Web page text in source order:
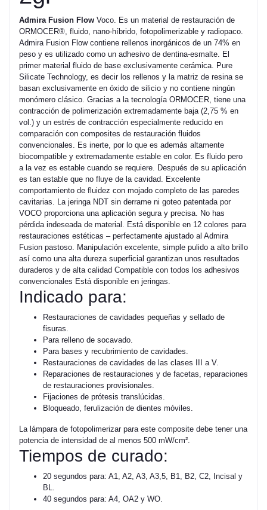
Admira Fusion Flow Voco. Es un material de restauración de
ORMOCER®, fluido, nano-híbrido, fotopolimerizable y radiopaco.
Admira Fusion Flow contiene rellenos inorgánicos de un 74% en
peso y es utilizado como un adhesivo de dentina-esmalte. El
primer material fluido de base exclusivamente cerámica. Pure
Silicate Technology, es decir los rellenos y la matriz de resina se
basan exclusivamente en óxido de silicio y no contiene ningún
monómero clásico. Gracias a la tecnología ORMOCER, tiene una
contracción de polimerización extremadamente baja (2,75 % en
vol.) y un estrés de contracción especialmente reducido en
comparación con composites de restauración fluidos
convencionales. Es inerte, por lo que es además altamente
biocompatible y extremadamente estable en color. Es fluido pero
a la vez es estable cuando se requiere. Después de su aplicación
es tan estable que no fluye de la cavidad. Excelente
comportamiento de fluidez con mojado completo de las paredes
cavitarias. La jeringa NDT sin derrame ni goteo patentada por
VOCO proporciona una aplicación segura y precisa. No has
pérdida indeseada de material. Está disponible en 12 colores para
restauraciones estéticas – perfectamente ajustado al Admira
Fusion pastoso. Manipulación excelente, simple pulido a alto brillo
así como una alta dureza superficial garantizan unos resultados
duraderos y de alta calidad Compatible con todos los adhesivos
convencionales Está disponible en jeringas.
Indicado para:
Restauraciones de cavidades pequeñas y sellado de
fisuras.
Para relleno de socavado.
Para bases y recubrimiento de cavidades.
Restauraciones de cavidades de las clases III a V.
Reparaciones de restauraciones y de facetas, reparaciones
de restauraciones provisionales.
Fijaciones de prótesis translúcidas.
Bloqueado, ferulización de dientes móviles.
La lámpara de fotopolimerizar para este composite debe tener una
potencia de intensidad de al menos 500 mW/cm².
Tiempos de curado:
20 segundos para: A1, A2, A3, A3,5, B1, B2, C2, Incisal y
BL.
40 segundos para: A4, OA2 y WO.